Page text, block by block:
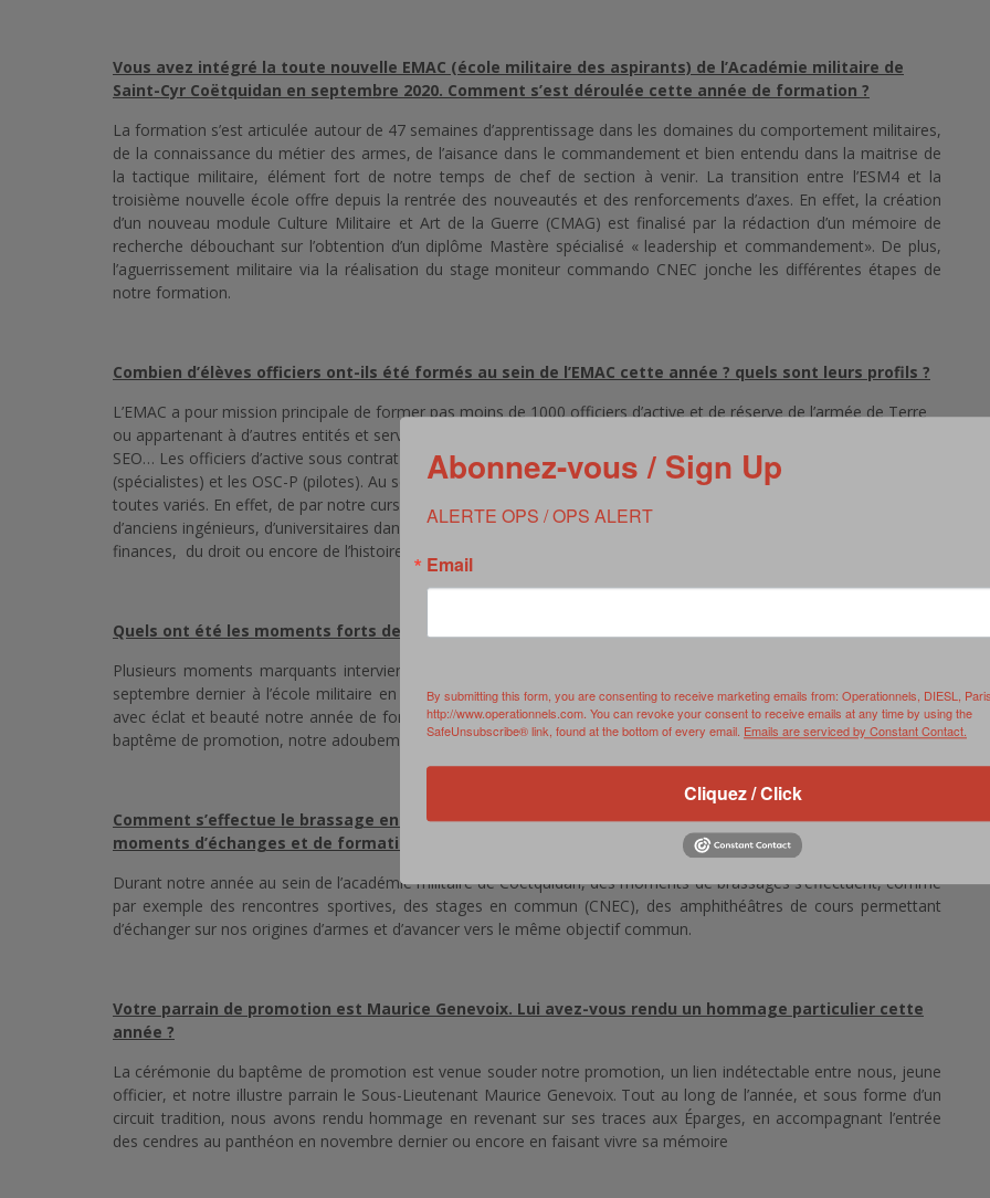
Vous avez intégré la toute nouvelle EMAC (école militaire des aspirants) de l’Académie militaire de
Saint-Cyr Coëtquidan en septembre 2020. Comment s’est déroulée cette année de formation ?
La formation s’est articulée autour de 47 semaines d’apprentissage dans les domaines du comportement militaires,
de la connaissance du métier des armes, de l’aisance dans le commandement et bien entendu dans la maitrise de
la tactique militaire, élément fort de notre temps de chef de section à venir. La transition entre l’ESM4 et la
troisième nouvelle école offre depuis la rentrée des nouveautés et des renforcements d’axes. En effet, la création
d’un nouveau module Culture Militaire et Art de la Guerre (CMAG) est finalisé par la rédaction d’un mémoire de
recherche débouchant sur l’obtention d’un diplôme Mastère spécialisé « leadership et commandement». De plus,
l’aguerrissement militaire via la réalisation du stage moniteur commando CNEC jonche les différentes étapes de
notre formation.
Combien d’élèves officiers ont-ils été formés au sein de l’EMAC cette année ? quels sont leurs profils ?
L’EMAC a pour mission principale de former pas moins de 1000 officiers d’active et de réserve de l’armée de Terre
ou appartenant à d’autres entités et services partenaires comme par exemple polytechnique, la gendarmerie, le
SEO… Les officiers d’active sous contrat se répartissent en trois filières : les OSC-E (encadrement), les OSC-S
(spécialistes) et les OSC-P (pilotes). Au sein de ma filière (OSC-E), les profils des 150 incorporés sont sommes
toutes variés. En effet, de par notre cursus riche et varié (82% titulaire d’un BAC+5) nous pouvons retrouver
d’anciens ingénieurs, d’universitaires dans le milieu des relations internationales, de la gestion des crises, des
finances, du droit ou encore de l’histoire.
Quels ont été les moments forts de votre année de formation ?
Plusieurs moments marquants interviennent dans l’année entre la cérémonie de signature de nos contrats le 12
septembre dernier à l’école militaire en présence de madame la ministre et le défilé du 14 juillet à Paris clôturant
avec éclat et beauté notre année de formation. Cette année et entrecoupée de grands événements comme notre
baptême de promotion, notre adoubement, le stage en régiment…
Comment s’effectue le brassage entre les différentes écoles de l’académie militaire ? avez-vous des
moments d’échanges et de formations communes avec les élèves officiers de l’ESM et de l’EMIA ?
Durant notre année au sein de l’académie militaire de Coëtquidan, des moments de brassages s’effectuent, comme
par exemple des rencontres sportives, des stages en commun (CNEC), des amphithéâtres de cours permettant
d’échanger sur nos origines d’armes et d’avancer vers le même objectif commun.
Votre parrain de promotion est Maurice Genevoix. Lui avez-vous rendu un hommage particulier cette
année ?
La cérémonie du baptême de promotion est venue souder notre promotion, un lien indétectable entre nous, jeune
officier, et notre illustre parrain le Sous-Lieutenant Maurice Genevoix. Tout au long de l’année, et sous forme d’un
circuit tradition, nous avons rendu hommage en revenant sur ses traces aux Éparges, en accompagnant l’entrée
des cendres au panthéon en novembre dernier ou encore en faisant vivre sa mémoire
Abonnez-vous / Sign Up
ALERTE OPS / OPS ALERT
Email
By submitting this form, you are consenting to receive marketing emails from: Operationnels, DIESL,
http://www.operationnels.com. You can revoke your consent to receive emails at any time by using the
SafeUnsubscribe® link, found at the bottom of every email. Emails are serviced by Constant Contact.
Cliquez / Click